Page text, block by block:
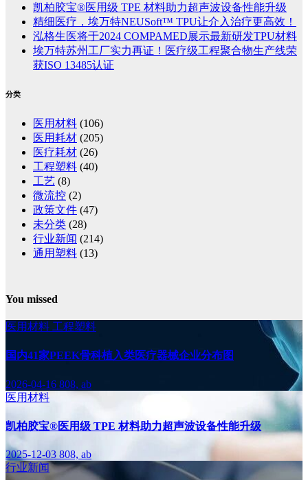
凯柏胶宝®医用级 TPE 材料助力超声波设备性能升级
精细医疗，埃万特NEUSoft™ TPU让介入治疗更高效！
泓格生医将于2024 COMPAMED展示最新研发TPU材料
埃万特苏州工厂实力再证！医疗级工程聚合物生产线荣
获ISO 13485认证
分类
医用材料 (106)
医用耗材 (205)
医疗耗材 (26)
工程塑料 (40)
工艺 (8)
微流控 (2)
政策文件 (47)
未分类 (28)
行业新闻 (214)
通用塑料 (13)
You missed
医用材料 工程塑料
国内41家PEEK骨科植入类医疗器械企业分布图
2026-04-16 808, ab
医用材料
凯柏胶宝®医用级 TPE 材料助力超声波设备性能升级
2025-12-03 808, ab
行业新闻